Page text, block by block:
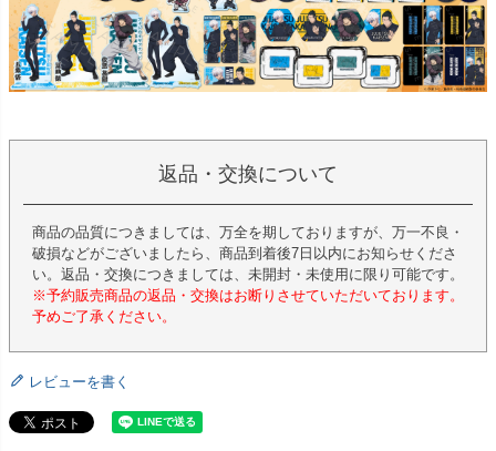
返品・交換について
商品の品質につきましては、万全を期しておりますが、万一不良・
破損などがございましたら、商品到着後7日以内にお知らせくださ
い。返品・交換につきましては、未開封・未使用に限り可能です。
※予約販売商品の返品・交換はお断りさせていただいております。
予めご了承ください。
レビューを書く